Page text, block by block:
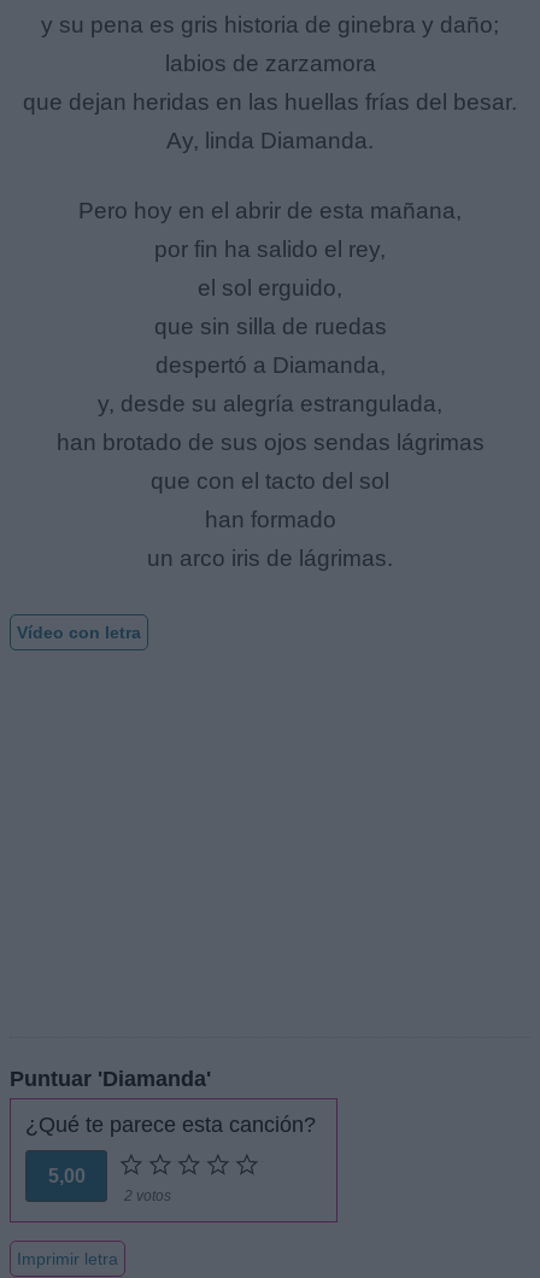
y su pena es gris historia de ginebra y daño;
labios de zarzamora
que dejan heridas en las huellas frías del besar.
Ay, linda Diamanda.
Pero hoy en el abrir de esta mañana,
por fin ha salido el rey,
el sol erguido,
que sin silla de ruedas
despertó a Diamanda,
y, desde su alegría estrangulada,
han brotado de sus ojos sendas lágrimas
que con el tacto del sol
han formado
un arco iris de lágrimas.
Vídeo con letra
Puntuar 'Diamanda'
¿Qué te parece esta canción?
5,00
2 votos
Imprimir letra